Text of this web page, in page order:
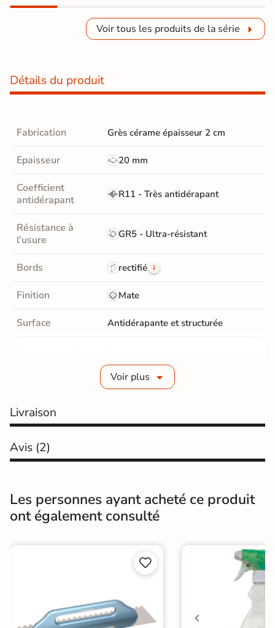
Voir tous les produits de la série
Détails du produit
Fabrication Grès cérame épaisseur 2 cm
Epaisseur 20 mm
Coefficient
antidérapant
R11 - Très antidérapant
Résistance à
l'usure
GR5 - Ultra-résistant
Bords rectifié
Finition Mate
Surface Antidérapante et structurée
Pièce
Choix
Pose
Origine Espagne
Voir plus
Livraison
Avis (2)
Les personnes ayant acheté ce produit
ont également consulté

